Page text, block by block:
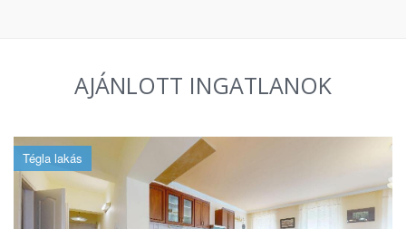
AJÁNLOTT INGATLANOK
Tégla lakás